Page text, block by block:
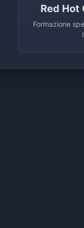
Red Hot
Formazione